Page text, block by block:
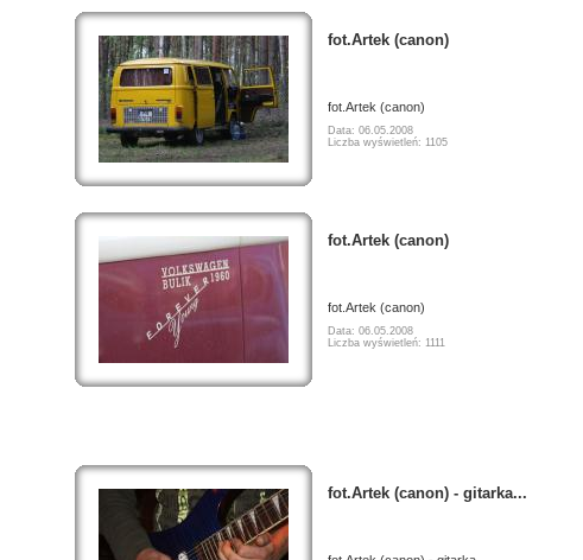
fot.Artek (canon)
fot.Artek (canon)
Data: 06.05.2008
Liczba wyświetleń: 1105
fot.Artek (canon)
fot.Artek (canon)
Data: 06.05.2008
Liczba wyświetleń: 1111
fot.Artek (canon) - gitarka...